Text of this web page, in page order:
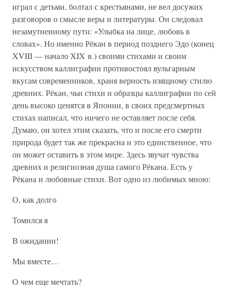
играл с детьми, болтал с крестьянами, не вел досужих
разговоров о смысле веры и литературы. Он следовал
незамутненному пути: «Улыбка на лице, любовь в
словах». Но именно Рёкан в период позднего Эдо (конец
XVIII — начало XIX в.) своими стихами и своим
искусством каллиграфии противостоял вульгарным
вкусам современников, храня верность изящному стилю
древних. Рёкан, чьи стихи и образцы каллиграфии по сей
день высоко ценятся в Японии, в своих предсмертных
стихах написал, что ничего не оставляет после себя.
Думаю, он хотел этим сказать, что и после его смерти
природа будет так же прекрасна и это единственное, что
он может оставить в этом мире. Здесь звучат чувства
древних и религиозная душа самого Рёкана. Есть у
Рёкана и любовные стихи. Вот одно из любимых мною:
О, как долго
Томился я
В ожидании!
Мы вместе…
О чем еще мечтать?